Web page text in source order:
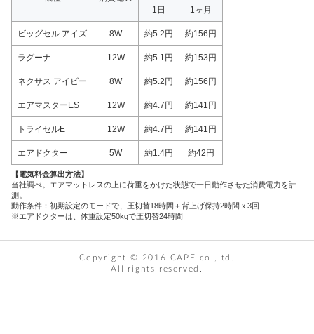
1日 1ヶ月
ビッグセル アイズ 8W 約5.2円 約156円
ラグーナ 12W 約5.1円 約153円
ネクサス アイビー 8W 約5.2円 約156円
エアマスターES 12W 約4.7円 約141円
トライセルE 12W 約4.7円 約141円
エアドクター 5W 約1.4円 約42円
【電気料金算出方法】
当社調べ。エアマットレスの上に荷重をかけた状態で一日動作させた消費電力を計
測。
動作条件：初期設定のモードで、圧切替18時間＋背上げ保持2時間ｘ3回
※エアドクターは、体重設定50kgで圧切替24時間
Copyright © 2016 CAPE co.,ltd.
All rights reserved.